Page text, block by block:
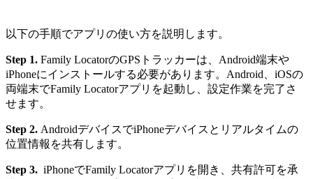
以下の手順でアプリの使い方を説明します。
Step 1. Family LocatorのGPSトラッカーは、Android端末や
iPhoneにインストールする必要があります。Android、iOSの
両端末でFamily Locatorアプリを起動し、設定作業を完了さ
せます。
Step 2. AndroidデバイスでiPhoneデバイスとリアルタイムの
位置情報を共有します。
Step 3. iPhoneでFamily Locatorアプリを開き、共有許可を承